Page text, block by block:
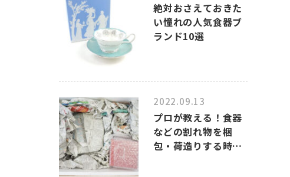
絶対おさえておきた
い憧れの人気食器ブ
ランド10選
2022.09.13
プロが教える！食器
などの割れ物を梱
包・荷造りする時